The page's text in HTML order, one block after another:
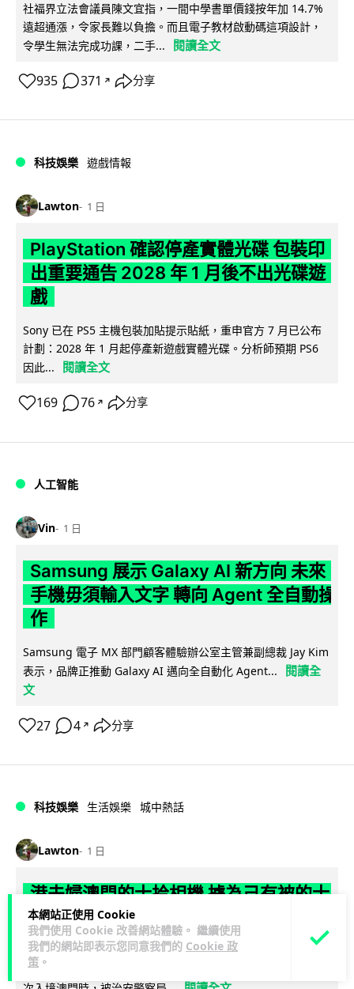
本網站正使用 Cookie
我們使用 Cookie 改善網站體驗。 繼續使用
我們的網站即表示您同意我們的 Cookie 政
策 。
社福界立法會議員陳文宜指，一間中學書單價錢按年加 14.7%
遠超通漲，令家長難以負擔。而且電子教材啟動碼這項設計，
令學生無法完成功課，二手...
閱讀全文
935 371 ↗ 分享
科技娛樂 遊戲情報
Lawton 1 日
PlayStation 確認停產實體光碟 包裝印
出重要通告 2028 年 1 月後不出光碟遊
戲
Sony 已在 PS5 主機包裝加貼提示貼紙，重申官方 7 月已公布
計劃：2028 年 1 月起停產新遊戲實體光碟。分析師預期 PS6
因此...
閱讀全文
169 76 ↗ 分享
人工智能
Vin 1 日
Samsung 展示 Galaxy AI 新方向 未來
手機毋須輸入文字 轉向 Agent 全自動操
作
Samsung 電子 MX 部門顧客體驗辦公室主管兼副總裁 Jay Kim
表示，品牌正推動 Galaxy AI 邁向全自動化 Agent...
閱讀全
文
27 4 ↗ 分享
科技娛樂 生活娛樂 城中熱話
Lawton 1 日
港夫婦澳門的士拾相機 據為己有被的士
Cam 睇到 2 個月後再入境被捕
一對香港夫婦今年 5 月遊澳門乘的士拾獲他人遺留相機及電
池，拾遺不報並帶返香港自用。兩人本月 2 日經港珠澳大橋再